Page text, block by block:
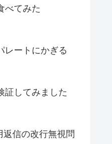
べてみた
レートにかぎる
証してみました
信の改行無視問